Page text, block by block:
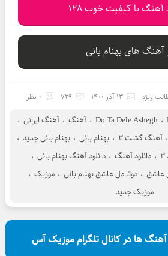
آهنگ با کیفیت خوب 128
آهنگ های بهنام بانی
ویژه 13 آذر 1400 729 0 نظر
، Do Ta Dele Ashegh ، آهنگ ، آهنگ ایرانی ،
، آهنگ گشت 3 ، بهنام بانی ، بهنام بانی جدید ،
، دانلود آهنگ ، دانلود آهنگ بهنام بانی ،
عاشق ، دوتا دل عاشق بهنام بانی ، موزیک ،
موزیک جدید
ها در کانال تلگرام موزیک آس